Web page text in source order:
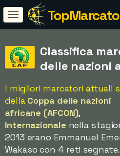
Classifica
delle nazioni
I migliori marcatori attuali
della Coppa delle nazioni
africane (AFCON),
Internazionale nella
2013 erano Emmanuel
Wakaso con 4 reti